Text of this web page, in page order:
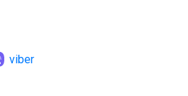
viber